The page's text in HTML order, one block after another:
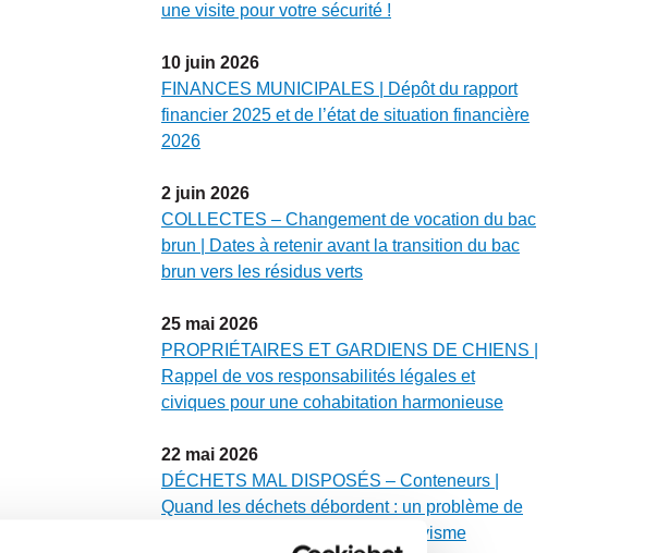
une visite pour votre sécurité !
10 juin 2026
FINANCES MUNICIPALES | Dépôt du rapport
financier 2025 et de l’état de situation financière
2026
2 juin 2026
COLLECTES – Changement de vocation du bac
brun | Dates à retenir avant la transition du bac
brun vers les résidus verts
25 mai 2026
PROPRIÉTAIRES ET GARDIENS DE CHIENS |
Rappel de vos responsabilités légales et
civiques pour une cohabitation harmonieuse
22 mai 2026
DÉCHETS MAL DISPOSÉS – Conteneurs |
Quand les déchets débordent : un problème de
sécurité, d’environnement et de civisme